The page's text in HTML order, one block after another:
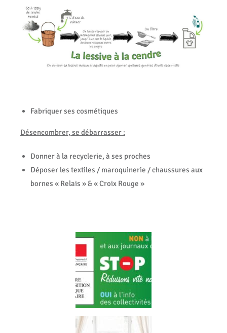
Fabriquer ses cosmétiques
Désencombrer, se débarrasser :
Donner à la recyclerie, à ses proches
Déposer les textiles / maroquinerie / chaussures aux
bornes « Relais » & « Croix Rouge »